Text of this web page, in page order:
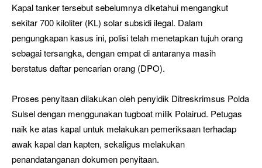
Kapal tanker tersebut sebelumnya diketahui mengangkut
sekitar 700 kiloliter (KL) solar subsidi ilegal. Dalam
pengungkapan kasus ini, polisi telah menetapkan tujuh orang
sebagai tersangka, dengan empat di antaranya masih
berstatus daftar pencarian orang (DPO).
Proses penyitaan dilakukan oleh penyidik Ditreskrimsus Polda
Sulsel dengan menggunakan tugboat milik Polairud. Petugas
naik ke atas kapal untuk melakukan pemeriksaan terhadap
awak kapal dan kapten, sekaligus melakukan
penandatanganan dokumen penyitaan.